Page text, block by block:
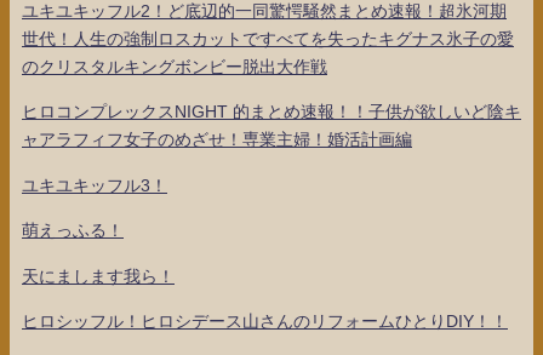
ユキユキッフル2！ど底辺的一同驚愕騒然まとめ速報！超氷河期
世代！人生の強制ロスカットですべてを失ったキグナス氷子の愛
のクリスタルキングボンビー脱出大作戦
ヒロコンプレックスNIGHT 的まとめ速報！！子供が欲しいど陰キ
ャアラフィフ女子のめざせ！専業主婦！婚活計画編
ユキユキッフル3！
萌えっふる！
天にまします我ら！
ヒロシッフル！ヒロシデース山さんのリフォームひとりDIY！！